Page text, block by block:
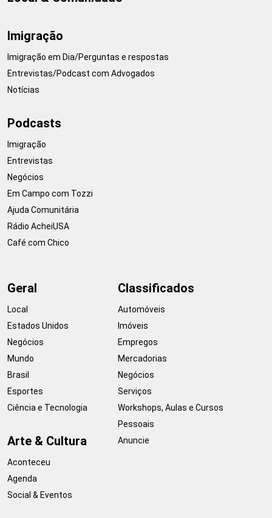
Imigração
Imigração em Dia/Perguntas e respostas
Entrevistas/Podcast com Advogados
Notícias
Podcasts
Imigração
Entrevistas
Negócios
Em Campo com Tozzi
Ajuda Comunitária
Rádio AcheiUSA
Café com Chico
Geral
Local
Estados Unidos
Negócios
Mundo
Brasil
Esportes
Ciência e Tecnologia
Arte & Cultura
Aconteceu
Agenda
Social & Eventos
Classificados
Automóveis
Imóveis
Empregos
Mercadorias
Negócios
Serviços
Workshops, Aulas e Cursos
Pessoais
Anuncie